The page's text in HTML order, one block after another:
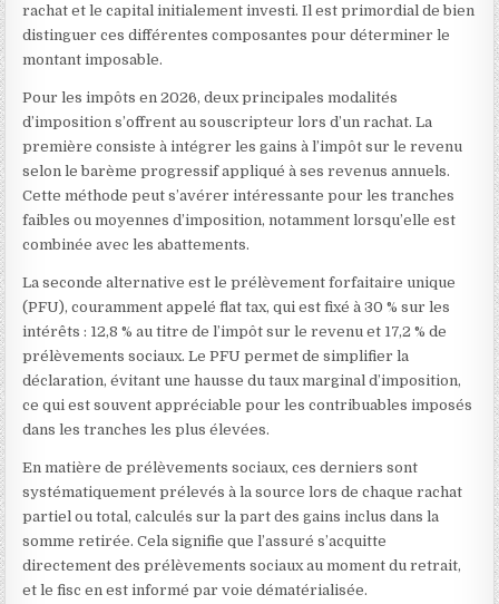
rachat et le capital initialement investi. Il est primordial de bien
distinguer ces différentes composantes pour déterminer le
montant imposable.
Pour les impôts en 2026, deux principales modalités
d’imposition s’offrent au souscripteur lors d’un rachat. La
première consiste à intégrer les gains à l’impôt sur le revenu
selon le barème progressif appliqué à ses revenus annuels.
Cette méthode peut s’avérer intéressante pour les tranches
faibles ou moyennes d’imposition, notamment lorsqu’elle est
combinée avec les abattements.
La seconde alternative est le prélèvement forfaitaire unique
(PFU), couramment appelé flat tax, qui est fixé à 30 % sur les
intérêts : 12,8 % au titre de l’impôt sur le revenu et 17,2 % de
prélèvements sociaux. Le PFU permet de simplifier la
déclaration, évitant une hausse du taux marginal d’imposition,
ce qui est souvent appréciable pour les contribuables imposés
dans les tranches les plus élevées.
En matière de prélèvements sociaux, ces derniers sont
systématiquement prélevés à la source lors de chaque rachat
partiel ou total, calculés sur la part des gains inclus dans la
somme retirée. Cela signifie que l’assuré s’acquitte
directement des prélèvements sociaux au moment du retrait,
et le fisc en est informé par voie dématérialisée.